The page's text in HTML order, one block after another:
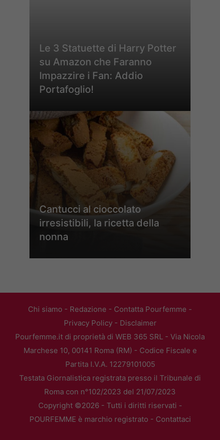
Le 3 Statuette di Harry Potter
su Amazon che Faranno
Impazzire i Fan: Addio
Portafoglio!
Cantucci al cioccolato
irresistibili, la ricetta della
nonna
Chi siamo - Redazione - Contatta Pourfemme -
Privacy Policy- Disclaimer
Pourfemme.it di proprietà di WEB 365 SRL - Via Nicola
Marchese 10, 00141 Roma (RM) - Codice Fiscale e
Partita I.V.A. 12279101005
Testata Giornalistica registrata presso il Tribunale di
Roma con n°102/2023 del 21/07/2023
Copyright ©2026 - Tutti i diritti riservati -
POURFEMME è marchio registrato - Contattaci